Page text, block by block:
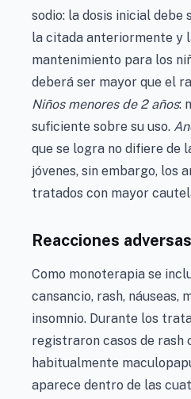
sodio: la dosis inicial debe
la citada anteriormente y
mantenimiento para los
deberá ser mayor que el
Niños menores de 2 años:
suficiente sobre su uso.
que se logra no difiere de
jóvenes, sin embargo, los
tratados con mayor
Reacciones
Como monoterapia se
cansancio, rash, náuseas,
insomnio. Durante los
registraron casos de rash
habitualmente
aparece dentro de las